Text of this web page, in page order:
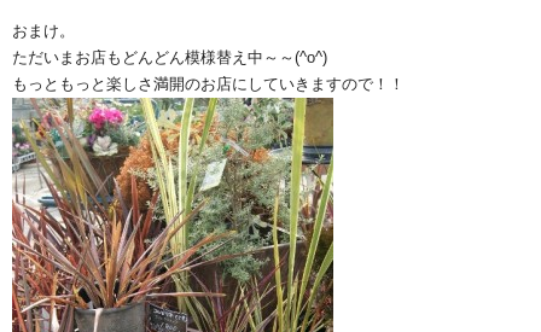
おまけ。
ただいまお店もどんどん模様替え中～～(^o^)
もっともっと楽しさ満開のお店にしていきますので！！